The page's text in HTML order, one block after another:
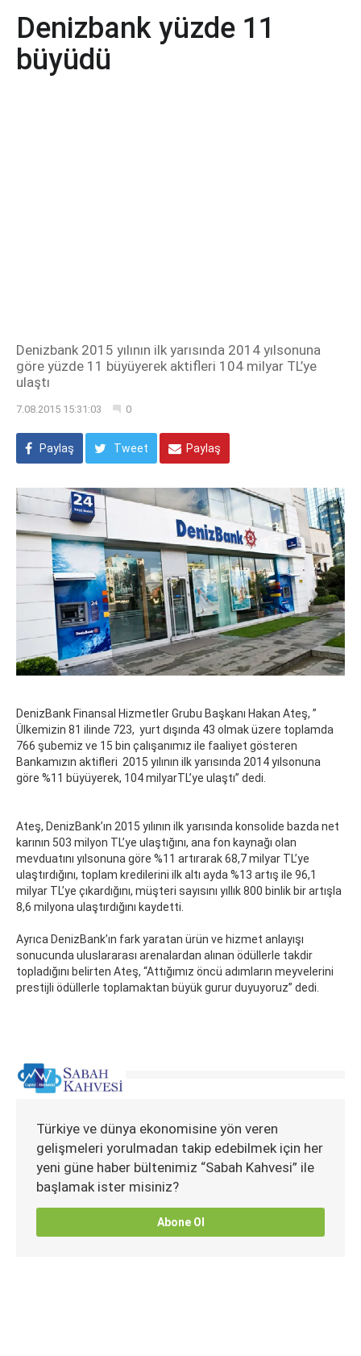
Denizbank yüzde 11
büyüdü
Denizbank 2015 yılının ilk yarısında 2014 yılsonuna
göre yüzde 11 büyüyerek aktifleri 104 milyar TL’ye
ulaştı
7.08.2015 15:31:03 0
Paylaş Tweet Paylaş
DenizBank Finansal Hizmetler Grubu Başkanı Hakan Ateş, ”
Ülkemizin 81 ilinde 723, yurt dışında 43 olmak üzere toplamda
766 şubemiz ve 15 bin çalışanımız ile faaliyet gösteren
Bankamızın aktifleri 2015 yılının ilk yarısında 2014 yılsonuna
göre %11 büyüyerek, 104 milyarTL’ye ulaştı” dedi.
Ateş, DenizBank’ın 2015 yılının ilk yarısında konsolide bazda net
karının 503 milyon TL’ye ulaştığını, ana fon kaynağı olan
mevduatını yılsonuna göre %11 artırarak 68,7 milyar TL’ye
ulaştırdığını, toplam kredilerini ilk altı ayda %13 artış ile 96,1
milyar TL’ye çıkardığını, müşteri sayısını yıllık 800 binlik bir artışla
8,6 milyona ulaştırdığını kaydetti.
Ayrıca DenizBank’ın fark yaratan ürün ve hizmet anlayışı
sonucunda uluslararası arenalardan alınan ödüllerle takdir
topladığını belirten Ateş, “Attığımız öncü adımların meyvelerini
prestijli ödüllerle toplamaktan büyük gurur duyuyoruz” dedi.
Türkiye ve dünya ekonomisine yön veren
gelişmeleri yorulmadan takip edebilmek için her
yeni güne haber bültenimiz “Sabah Kahvesi” ile
başlamak ister misiniz?
Abone Ol